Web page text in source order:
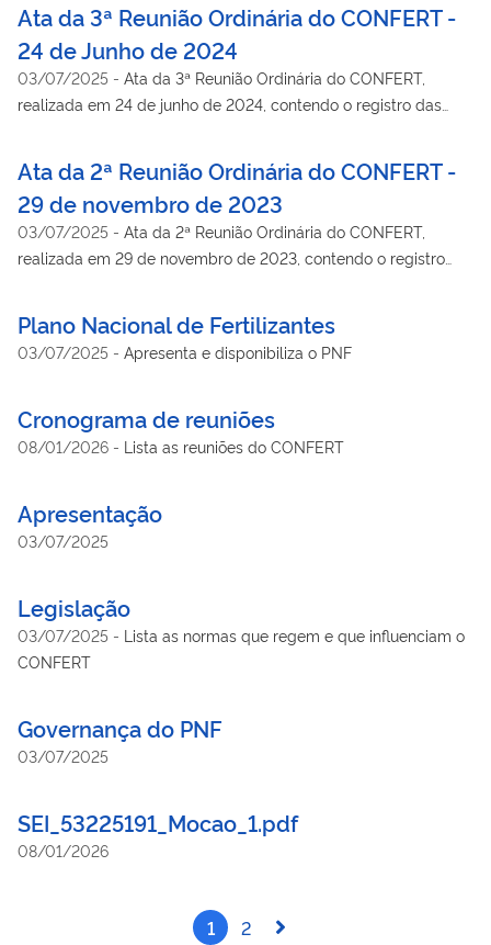
Ata da 3ª Reunião Ordinária do CONFERT -
24 de Junho de 2024
03/07/2025 - Ata da 3ª Reunião Ordinária do CONFERT,
realizada em 24 de junho de 2024, contendo o registro das
participantes, a pauta da reunião, decisões tomadas e
encaminhamentos definidos para o setor de fertilizantes.
Ata da 2ª Reunião Ordinária do CONFERT -
29 de novembro de 2023
03/07/2025 - Ata da 2ª Reunião Ordinária do CONFERT,
realizada em 29 de novembro de 2023, contendo o registro
participantes, a pauta da reunião, decisões tomadas e
encaminhamentos definidos para o setor de fertilizantes.
Plano Nacional de Fertilizantes
03/07/2025 - Apresenta e disponibiliza o PNF
Cronograma de reuniões
08/01/2026 - Lista as reuniões do CONFERT
Apresentação
03/07/2025
Legislação
03/07/2025 - Lista as normas que regem e que influenciam o
CONFERT
Governança do PNF
03/07/2025
SEI_53225191_Mocao_1.pdf
08/01/2026
1 2